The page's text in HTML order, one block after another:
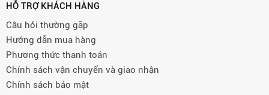
HỖ TRỢ KHÁCH HÀNG
Câu hỏi thường gặp
Hướng dẫn mua hàng
Phương thức thanh toán
Chính sách vận chuyển và giao nhận
Chính sách bảo mật